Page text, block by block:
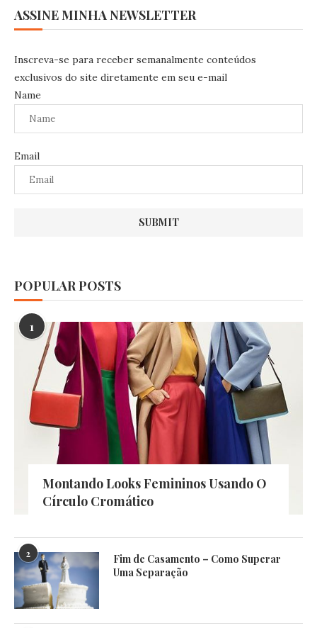
ASSINE MINHA NEWSLETTER
Inscreva-se para receber semanalmente conteúdos
exclusivos do site diretamente em seu e-mail
Name
Email
POPULAR POSTS
1
Montando Looks Femininos Usando O
Círculo Cromático
2
Fim de Casamento – Como Superar
Uma Separação